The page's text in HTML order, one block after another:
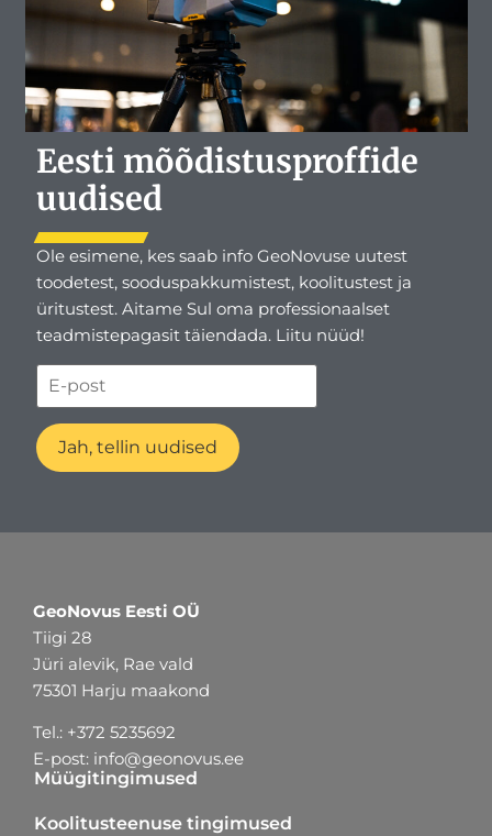
Eesti mõõdistusproffide
uudised
Ole esimene, kes saab info GeoNovuse uutest
toodetest, sooduspakkumistest, koolitustest ja
üritustest. Aitame Sul oma professionaalset
teadmistepagasit täiendada. Liitu nüüd!
Jah, tellin uudised
GeoNovus Eesti OÜ
Tiigi 28
Jüri alevik, Rae vald
75301 Harju maakond
Tel.: +372 5235692
E-post: info@geonovus.ee
Müügitingimused
Koolitusteenuse tingimused